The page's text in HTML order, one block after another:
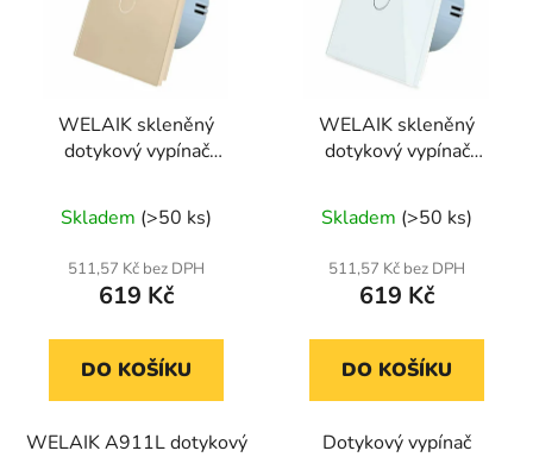
WELAIK skleněný
dotykový vypínač
creme
Skladem (>50 ks)
511,57 Kč bez DPH
619 Kč
DO KOŠÍKU
WELAIK A911L dotykový
WELAIK skleněný
dotykový vypínač
hodnocení
produktu
je
z
Skladem (>50 ks)
511,57 Kč bez DPH
619 Kč
DO KOŠÍKU
Dotykový vypínač